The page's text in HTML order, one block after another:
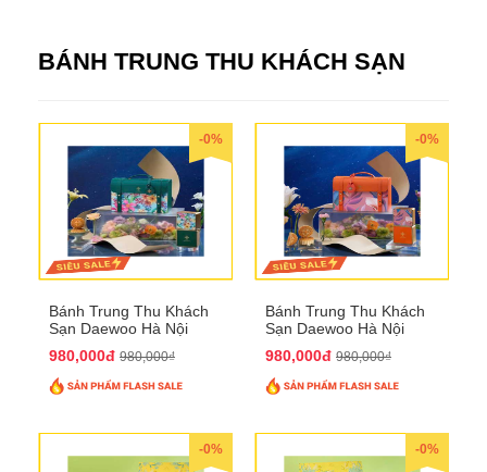
BÁNH TRUNG THU KHÁCH SẠN
-0%
Bánh Trung Thu Khách
Sạn Daewoo Hà Nội
QTTT30
980,000đ 980,000₫
-0%
Bánh Trung Thu Khách
Sạn Daewoo Hà Nội
QTTT31
980,000đ 980,000₫
-0% -0%